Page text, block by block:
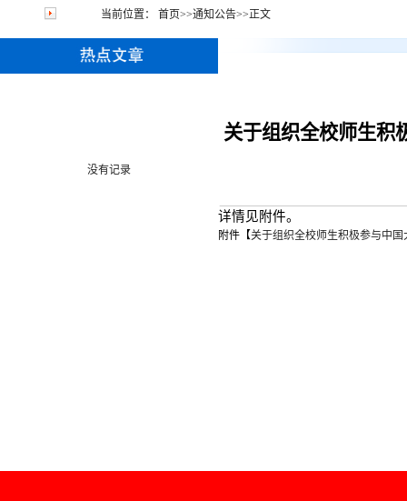
当前位置： 首页>>通知公告>>正文
没有记录
关于组织全校师生积
详情见附件。
附件【关于组织全校师生积极参与中国